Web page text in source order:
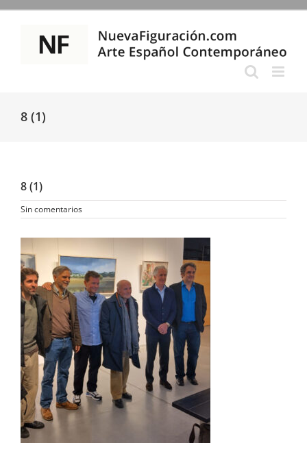
Saltar
contenido
8 (1)
8 (1)
Sin comentarios